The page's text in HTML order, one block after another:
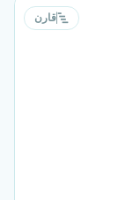
قارن